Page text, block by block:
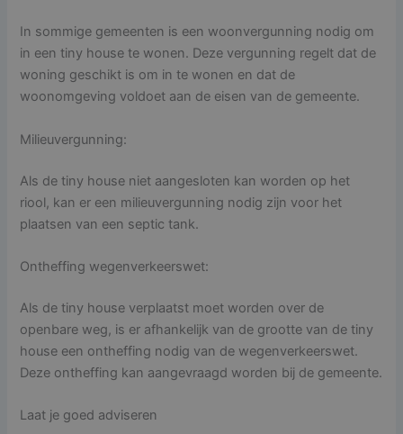
In sommige gemeenten is een woonvergunning nodig om
in een tiny house te wonen. Deze vergunning regelt dat de
woning geschikt is om in te wonen en dat de
woonomgeving voldoet aan de eisen van de gemeente.
Milieuvergunning:
Als de tiny house niet aangesloten kan worden op het
riool, kan er een milieuvergunning nodig zijn voor het
plaatsen van een septic tank.
Ontheffing wegenverkeerswet:
Als de tiny house verplaatst moet worden over de
openbare weg, is er afhankelijk van de grootte van de tiny
house een ontheffing nodig van de wegenverkeerswet.
Deze ontheffing kan aangevraagd worden bij de gemeente.
Laat je goed adviseren